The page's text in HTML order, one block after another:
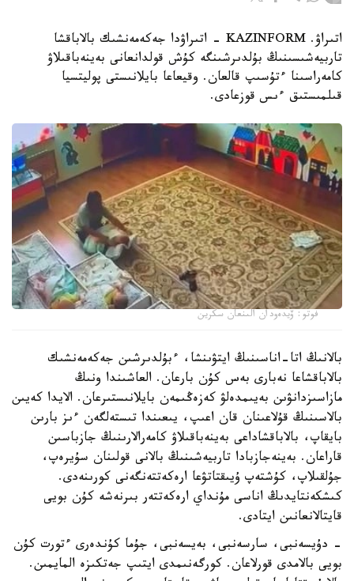
اتىراۋ. KAZINFORM - اتىراۋدا جەكەمەنشىك بالاباقشا
تاربيەشىسىنىڭ بۇلدىرشىنگە كۇش قولدانعانى بەينەباقىلاۋ
كامەراسىنا ءتۇسىپ قالعان. وقيعاعا بايلانىستى پوليتسيا
قىلمىستىق ءىس قوزعادى.
فوتو: ۆيدەودان الىنعان سكرين
بالانىڭ اتا-اناسىنىڭ ايتۋىنشا، ءبۇلدىرشىن جەكەمەنشىك
بالاباقشاعا نەبارى بەس كۇن بارعان. العاشىندا ونىڭ
مازاسىزدانۋىن بەيىمدەلۋ كەزەڭىمەن بايلانىستىرعان. الايدا كەيىن
بالاسىنىڭ قۇلاعىنان قان اعىپ، يىعىندا تىستەلگەن ءىز بارىن
بايقاپ، بالاباقشاداعى بەينەباقىلاۋ كامەرالارىنىڭ جازباسىن
قاراعان. بەينەجازبادا تاربيەشىنىڭ بالانى قولىنان سۇيرەپ،
جۇلقىلاپ، كۇشتەپ ۇيىقتاتۋعا ارەكەتتەنگەنى كورىنەدى.
كىشكەنتايدىڭ اناسى مۇنداي ارەكەتتەر بىرنەشە كۇن بويى
قايتالانعانىن ايتادى.
- دۇيسەنبى، سارسەنبى، بەيسەنبى، جۇما كۇندەرى ءتورت كۇن
بويى بالامدى قورلاعان. كورگەنىمدى ايتىپ جەتكىزە المايمىن.